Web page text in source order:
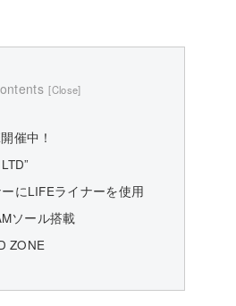
催中！
にLIFEライナーを使用
ソール搭載
ZONE